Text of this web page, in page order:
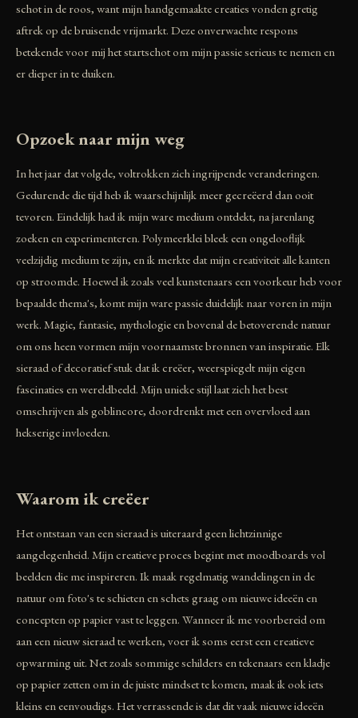
schot in de roos, want mijn handgemaakte creaties vonden gretig
aftrek op de bruisende vrijmarkt. Deze onverwachte respons
betekende voor mij het startschot om mijn passie serieus te nemen en
er dieper in te duiken.
Opzoek naar mijn weg
In het jaar dat volgde, voltrokken zich ingrijpende veranderingen.
Gedurende die tijd heb ik waarschijnlijk meer gecreëerd dan ooit
tevoren. Eindelijk had ik mijn ware medium ontdekt, na jarenlang
zoeken en experimenteren. Polymeerklei bleek een ongelooflijk
veelzijdig medium te zijn, en ik merkte dat mijn creativiteit alle kanten
op stroomde. Hoewel ik zoals veel kunstenaars een voorkeur heb voor
bepaalde thema's, komt mijn ware passie duidelijk naar voren in mijn
werk. Magie, fantasie, mythologie en bovenal de betoverende natuur
om ons heen vormen mijn voornaamste bronnen van inspiratie. Elk
sieraad of decoratief stuk dat ik creëer, weerspiegelt mijn eigen
fascinaties en wereldbeeld. Mijn unieke stijl laat zich het best
omschrijven als goblincore, doordrenkt met een overvloed aan
hekserige invloeden.
Waarom ik creëer
Het ontstaan van een sieraad is uiteraard geen lichtzinnige
aangelegenheid. Mijn creatieve proces begint met moodboards vol
beelden die me inspireren. Ik maak regelmatig wandelingen in de
natuur om foto's te schieten en schets graag om nieuwe ideeën en
concepten op papier vast te leggen. Wanneer ik me voorbereid om
aan een nieuw sieraad te werken, voer ik soms eerst een creatieve
opwarming uit. Net zoals sommige schilders en tekenaars een kladje
op papier zetten om in de juiste mindset te komen, maak ik ook iets
kleins en eenvoudigs. Het verrassende is dat dit vaak nieuwe ideeën